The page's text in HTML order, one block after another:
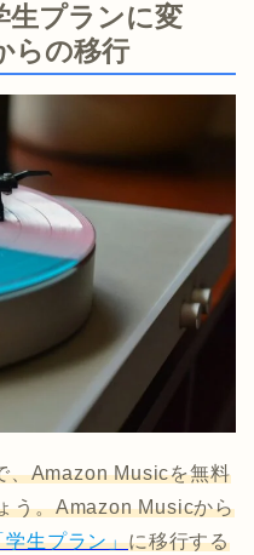
プランに変
らの移行
、Amazon Musicを無料
う。Amazon Musicから
生プラン」に移行する